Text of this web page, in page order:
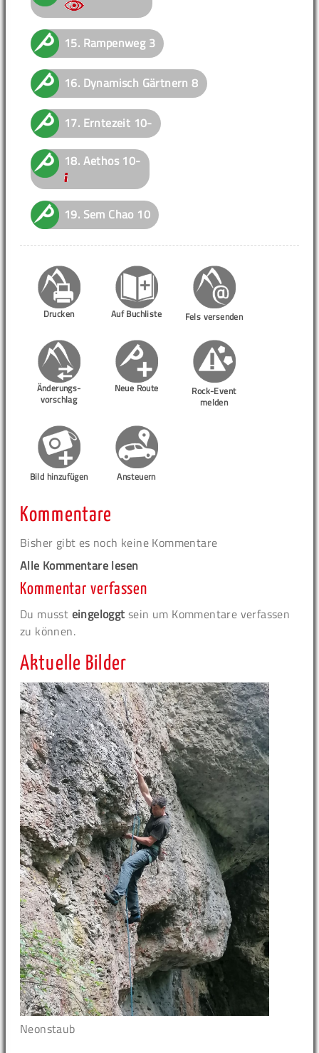
15. Rampenweg3
16. Dynamisch Gärtnern 8
17. Erntezeit 10-
18. Aethos10-
19. Sem Chao 10
Drucken Auf Buchliste Fels versenden
Änderungs-
vorschlag
Neue Route
Rock-Event
melden
Bild hinzufügen Ansteuern
Kommentare
Bisher gibt es noch keine Kommentare
Alle Kommentare lesen
Kommentar verfassen
Du musst eingeloggt sein um Kommentare verfassen
zu können.
Aktuelle Bilder
Neonstaub